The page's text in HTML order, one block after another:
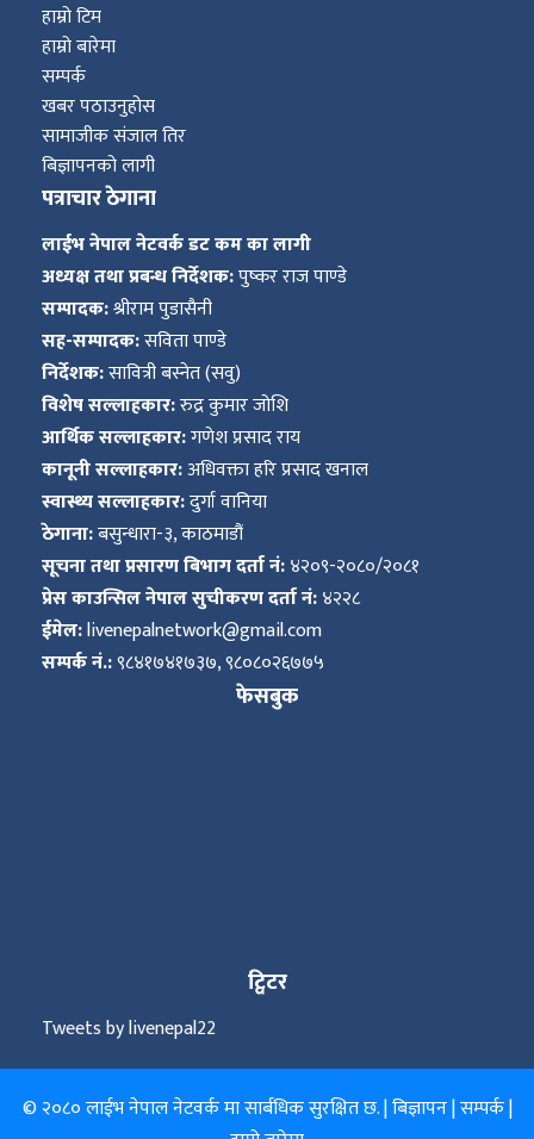
हाम्रो टिम
हाम्रो बारेमा
सम्पर्क
खबर पठाउनुहोस
सामाजीक संजाल तिर
बिज्ञापनको लागी
पत्राचार ठेगाना
लाईभ नेपाल नेटवर्क डट कम का लागी
अध्यक्ष तथा प्रबन्ध निर्देशक:पुष्कर राज पाण्डे
सम्पादक:श्रीराम पुडासैनी
सह-सम्पादक:सविता पाण्डे
निर्देशक:सावित्री बस्नेत (सवु)
विशेष सल्लाहकार:रुद्र कुमार जोशि
आर्थिक सल्लाहकार:गणेश प्रसाद राय
कानूनी सल्लाहकार:अधिवक्ता हरि प्रसाद खनाल
स्वास्थ्य सल्लाहकार:दुर्गा वानिया
ठेगाना:बसुन्धारा-३, काठमाडौं
सूचना तथा प्रसारण बिभाग दर्ता नं:४२०९-२०८०/२०८१
प्रेस काउन्सिल नेपाल सुचीकरण दर्ता नं:४२२८
ईमेल:livenepalnetwork@gmail.com
सम्पर्क नं.:९८४१७४१७३७, ९८०८०२६७७५
फेसबुक
ट्विटर
Tweets by livenepal22
© २०८० लाईभ नेपाल नेटवर्क मा सार्बधिक सुरक्षित छ. |बिज्ञापन|सम्पर्क|